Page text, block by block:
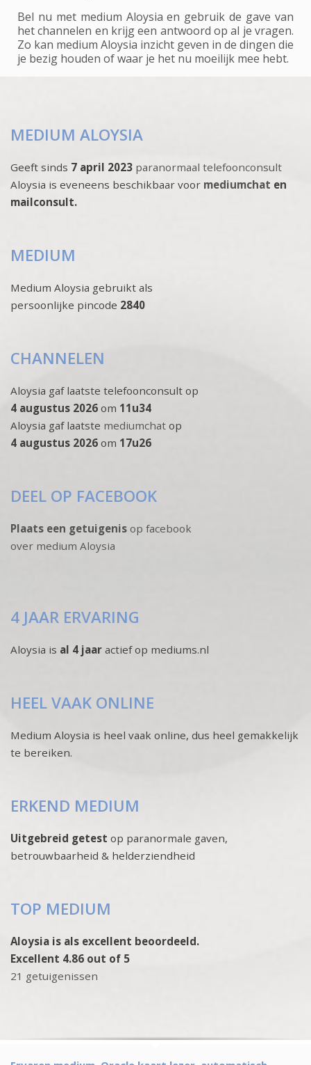
Bel nu met medium Aloysia en gebruik de gave van
het channelen en krijg een antwoord op al je vragen.
Zo kan medium Aloysia inzicht geven in de dingen die
je bezig houden of waar je het nu moeilijk mee hebt.
MEDIUM ALOYSIA
Geeft sinds 7 april 2023 paranormaal telefoonconsult
Aloysia is eveneens beschikbaar voor mediumchat en
mailconsult.
MEDIUM
Medium Aloysia gebruikt als
persoonlijke pincode 2840
CHANNELEN
Aloysia gaf laatste telefoonconsult op
4 augustus 2026 om 11u34
Aloysia gaf laatste mediumchat op
4 augustus 2026 om 17u26
DEEL OP FACEBOOK
Plaats een getuigenis op facebook
over medium Aloysia
4 JAAR ERVARING
Aloysia is al 4 jaar actief op mediums.nl
HEEL VAAK ONLINE
Medium Aloysia is heel vaak online, dus heel gemakkelijk
te bereiken.
ERKEND MEDIUM
Uitgebreid getest op paranormale gaven,
betrouwbaarheid & helderziendheid
TOP MEDIUM
Aloysia is als excellent beoordeeld.
Excellent 4.86 out of 5
21 getuigenissen